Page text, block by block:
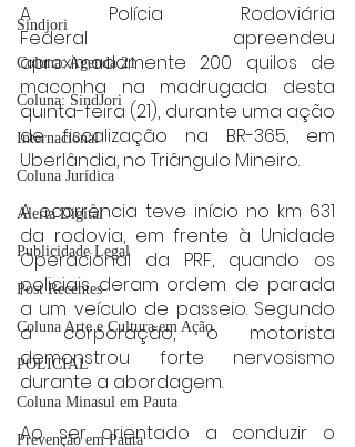
Sindjori
Coluna: Agenda 21
Coluna: SindJori
Internacional
Coluna Jurídica
Alerta Digital
Publicidade Legal
Post Recentes
Coluna Arte e Cultura em Ação
POLICIAL
Coluna Minasul em Pauta
Prevenção em Pauta
A Polícia Rodoviária
Federal apreendeu
aproximadamente 200 quilos de
maconha na madrugada desta
quinta-feira (21), durante uma ação
de fiscalização na BR-365, em
Uberlândia, no Triângulo Mineiro.
A ocorrência teve início no km 631
da rodovia, em frente à Unidade
Operacional da PRF, quando os
policiais deram ordem de parada
a um veículo de passeio. Segundo
a corporação, o motorista
demonstrou forte nervosismo
durante a abordagem.
Ao ser orientado a conduzir o